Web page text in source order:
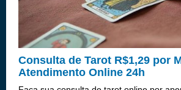
Consulta de Tarot R$1,29 por
Atendimento Online 24h